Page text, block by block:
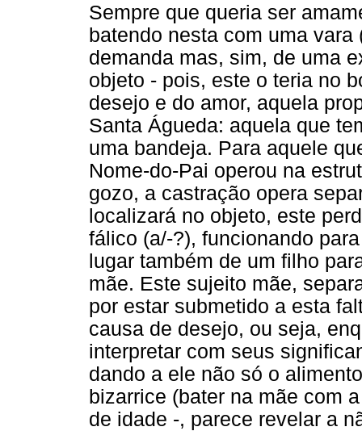
Sempre que queria ser
batendo nesta com uma
demanda mas, sim, de uma
objeto - pois, este o teria no
desejo e do amor, aquela
Santa Águeda: aquela que
uma bandeja. Para aquele
Nome-do-Pai operou na
gozo, a castração opera
localizará no objeto, este
fálico (a/-?), funcionando
lugar também de um filho
mãe. Este sujeito mãe,
por estar submetido a esta
causa de desejo, ou seja,
interpretar com seus
dando a ele não só o
bizarrice (bater na mãe com
de idade -, parece revelar a